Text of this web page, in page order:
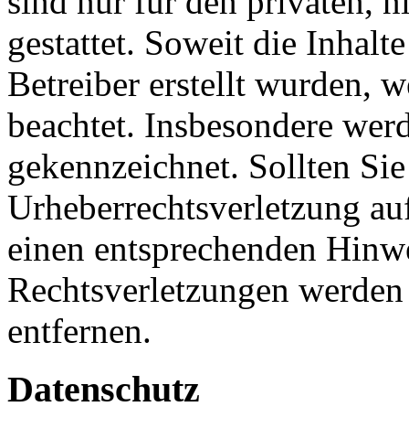
gestattet. Soweit die
Betreiber erstellt wurden,
beachtet. Insbesondere
gekennzeichnet. Sollten
Urheberrechtsverletzung
einen entsprechenden
Rechtsverletzungen
entfernen.
Datenschutz